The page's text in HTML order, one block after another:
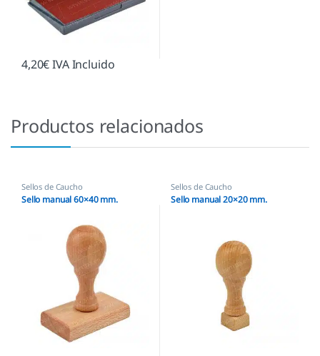
4,20€IVA Incluido
Productos relacionados
Sellos de Caucho
Sello manual 60×40 mm.
Sellos de Caucho
Sello manual 20×20 mm.